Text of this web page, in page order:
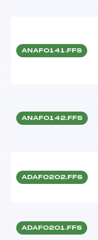
ANAF0141.FFS
ANAF0142.FFS
ADAF0202.FFS
ADAF0201.FFS